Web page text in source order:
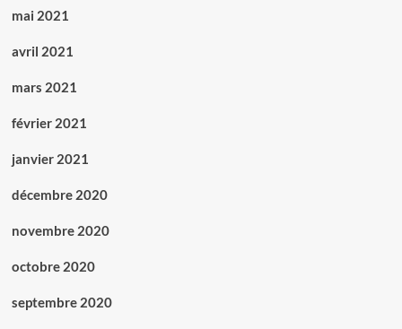
mai 2021
avril 2021
mars 2021
février 2021
janvier 2021
décembre 2020
novembre 2020
octobre 2020
septembre 2020